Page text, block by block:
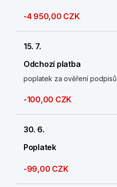
-4 950,00 CZK
15. 7.
Odchozí platba
poplatek za ověření podpisů
-100,00 CZK
30. 6.
Poplatek
-99,00 CZK